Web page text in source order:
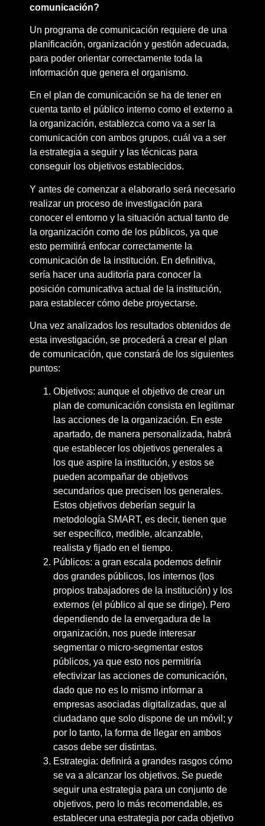
comunicación?
Un programa de comunicación requiere de una
planificación, organización y gestión adecuada,
para poder orientar correctamente toda la
información que genera el organismo.
En el plan de comunicación se ha de tener en
cuenta tanto el público interno como el externo a
la organización, establezca como va a ser la
comunicación con ambos grupos, cuál va a ser
la estrategia a seguir y las técnicas para
conseguir los objetivos establecidos.
Y antes de comenzar a elaborarlo será necesario
realizar un proceso de investigación para
conocer el entorno y la situación actual tanto de
la organización como de los públicos, ya que
esto permitirá enfocar correctamente la
comunicación de la institución. En definitiva,
sería hacer una auditoría para conocer la
posición comunicativa actual de la institución,
para establecer cómo debe proyectarse.
Una vez analizados los resultados obtenidos de
esta investigación, se procederá a crear el plan
de comunicación, que constará de los siguientes
puntos:
Objetivos: aunque el objetivo de crear un
plan de comunicación consista en legitimar
las acciones de la organización. En este
apartado, de manera personalizada, habrá
que establecer los objetivos generales a
los que aspire la institución, y estos se
pueden acompañar de objetivos
secundarios que precisen los generales.
Estos objetivos deberían seguir la
metodología SMART, es decir, tienen que
ser específico, medible, alcanzable,
realista y fijado en el tiempo.
Públicos: a gran escala podemos definir
dos grandes públicos, los internos (los
propios trabajadores de la institución) y los
externos (el público al que se dirige). Pero
dependiendo de la envergadura de la
organización, nos puede interesar
segmentar o micro-segmentar estos
públicos, ya que esto nos permitiría
efectivizar las acciones de comunicación,
dado que no es lo mismo informar a
empresas asociadas digitalizadas, que al
ciudadano que solo dispone de un móvil; y
por lo tanto, la forma de llegar en ambos
casos debe ser distintas.
Estrategia: definirá a grandes rasgos cómo
se va a alcanzar los objetivos. Se puede
seguir una estrategia para un conjunto de
objetivos, pero lo más recomendable, es
establecer una estrategia por cada objetivo